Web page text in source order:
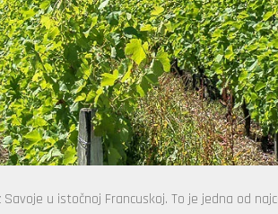
u istočnoj Francuskoj. To je jedna od